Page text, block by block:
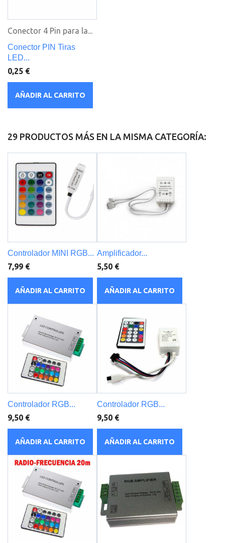
Conector 4 Pin para la...
Conector PIN Tiras
LED...
0,25 €
AÑADIR AL CARRITO
29 PRODUCTOS MÁS EN LA MISMA CATEGORÍA:
Controlador MINI RGB...
7,99 €
AÑADIR AL CARRITO
Amplificador...
5,50 €
AÑADIR AL CARRITO
Controlador RGB...
9,50 €
AÑADIR AL CARRITO
Controlador RGB...
9,50 €
AÑADIR AL CARRITO